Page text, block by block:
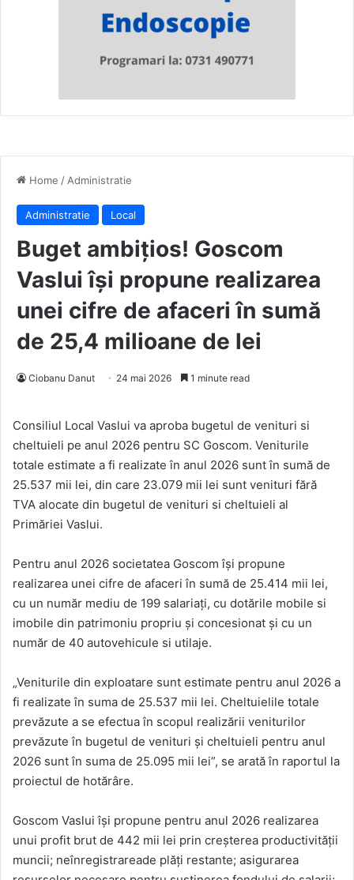
Home / Administratie
Administratie Local
Buget ambițios! Goscom
Vaslui îşi propune realizarea
unei cifre de afaceri în sumă
de 25,4 milioane de lei
Ciobanu Danut 24 mai 2026 1 minute read
Consiliul Local Vaslui va aproba bugetul de venituri si
cheltuieli pe anul 2026 pentru SC Goscom. Veniturile
totale estimate a fi realizate în anul 2026 sunt în sumă de
25.537 mii lei, din care 23.079 mii lei sunt venituri fără
TVA alocate din bugetul de venituri si cheltuieli al
Primăriei Vaslui.
Pentru anul 2026 societatea Goscom îşi propune
realizarea unei cifre de afaceri în sumă de 25.414 mii lei,
cu un număr mediu de 199 salariaţi, cu dotările mobile si
imobile din patrimoniu propriu şi concesionat şi cu un
număr de 40 autovehicule si utilaje.
„Veniturile din exploatare sunt estimate pentru anul 2026 a
fi realizate în suma de 25.537 mii lei. Cheltuielile totale
prevăzute a se efectua în scopul realizării veniturilor
prevăzute în bugetul de venituri și cheltuieli pentru anul
2026 sunt în suma de 25.095 mii lei”, se arată în raportul la
proiectul de hotărâre.
Goscom Vaslui îşi propune pentru anul 2026 realizarea
unui profit brut de 442 mii lei prin creşterea productivităţii
muncii; neînregistrareade plăţi restante; asigurarea